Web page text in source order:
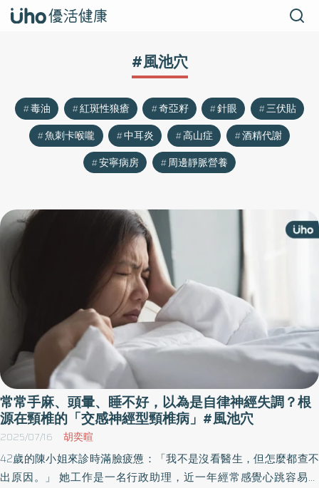
#風池穴
毒油 紅斑性狼瘡 奇亞籽 針眼
三伏貼
魚刺卡喉嚨
中耳炎 高山症
酒精代謝
安寧病房
周邊靜脈營養
常常手麻、頭暈、睡不好，以為是自律神經失調？根
源在頸椎的「交感神經型頸椎病」#風池穴
2025/07/16 胡奕暄
42歲的陳小姐來診時滿臉疲憊：「我不是沒看醫生，但怎麼都查不
出原因。」 她工作是一名行政助理，近一年經常感覺心跳容易加